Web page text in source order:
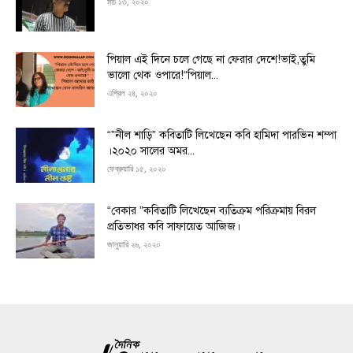
পিয়াল এই দিনে চলে গেছে না ফেরার দেশে!ভাই,তুমি
ভালো থেক ওপারে!“পিয়াল...
এপ্রিল ২৪, ২০২০
“”নীল শাড়ি” কবিতাটি লিখেছেন কবি হামিদা পারভিন শম্পা
।২০২০ সালের অমর...
ফেব্রুয়ারি ১৫, ২০২০
“বেকার ”কবিতাটি লিখেছেন ব্যতিক্রম পরিক্রমায় বিরল
প্রতিভাধর কবি সাফায়েত আজিজ।
জানুয়ারি ২৬, ২০২০